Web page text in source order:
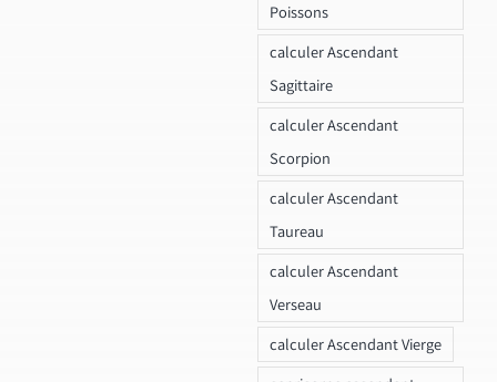
Poissons
calculer Ascendant
Sagittaire
calculer Ascendant
Scorpion
calculer Ascendant
Taureau
calculer Ascendant
Verseau
calculer Ascendant Vierge